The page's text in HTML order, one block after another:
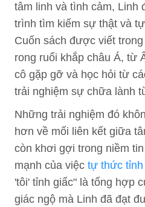
tâm linh và tình cảm, Linh
trình tìm kiếm sự thật và
Cuốn sách được viết
rong ruổi khắp châu Á, từ
cô gặp gỡ và học hỏi từ
trải nghiệm sự chữa lành
Những trải nghiệm đó
hơn về mối liên kết giữa
còn khơi gợi trong niềm
mạnh của việc tự thức
'tôi' tỉnh giấc" là tổng hợp
giác ngộ mà Linh đã đạt